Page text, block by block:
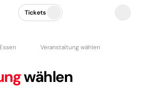
Tickets
Veranstaltung wählen
wählen